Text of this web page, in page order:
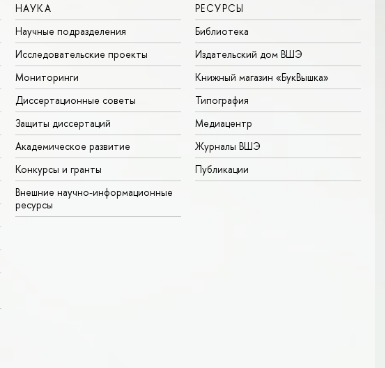
НАУКА
Научные подразделения
Исследовательские проекты
Мониторинги
Диссертационные советы
Защиты диссертаций
Академическое развитие
Конкурсы и гранты
Внешние научно-информационные
ресурсы
РЕСУРСЫ
Библиотека
Издательский дом ВШЭ
Книжный магазин «БукВышка»
Типография
Медиацентр
Журналы ВШЭ
Публикации